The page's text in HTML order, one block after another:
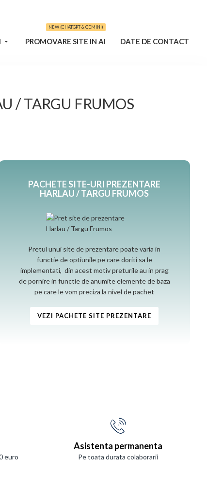
PROMOVARE SITE IN AI
NEW (CHATGPT & GEMINI)
DATE DE CONTACT
/ TARGU FRUMOS
PACHETE SITE-URI PREZENTARE
HARLAU / TARGU FRUMOS
Pretul unui site de prezentare poate varia in
functie de optiunile pe care doriti sa le
implementati, din acest motiv preturile au in prag
de pornire in functie de anumite elemente de baza
pe care le vom preciza la nivel de pachet
VEZI PACHETE SITE PREZENTARE
euro
Asistenta permanenta
Pe toata durata colaborarii